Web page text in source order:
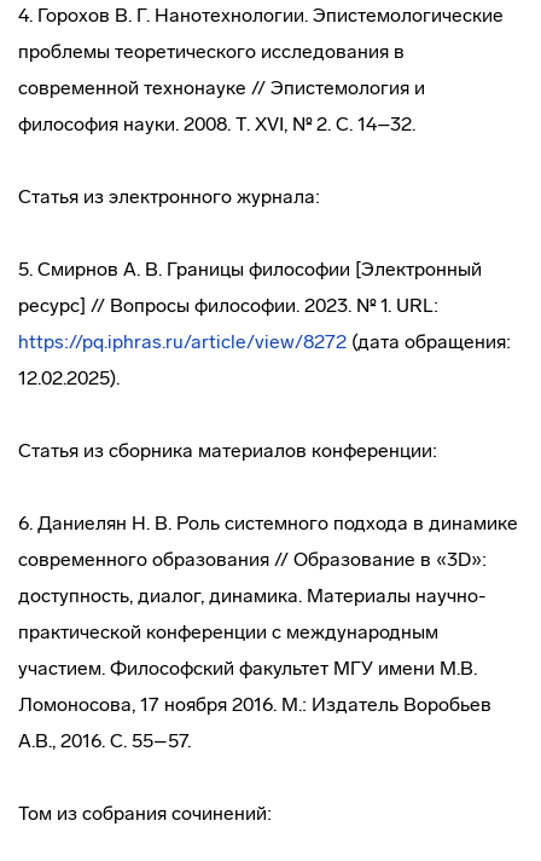
4. Горохов В. Г. Нанотехнологии. Эпистемологические
проблемы теоретического исследования в
современной технонауке // Эпистемология и
философия науки. 2008. Т. XVI, № 2. С. 14–32.
Статья из электронного журнала:
5. Смирнов А. В. Границы философии [Электронный
ресурс] // Вопросы философии. 2023. № 1. URL:
https://pq.iphras.ru/article/view/8272 (дата обращения:
12.02.2025).
Статья из сборника материалов конференции:
6. Даниелян Н. В. Роль системного подхода в динамике
современного образования // Образование в «3D»:
доступность, диалог, динамика. Материалы научно-
практической конференции с международным
участием. Философский факультет МГУ имени М.В.
Ломоносова, 17 ноября 2016. М.: Издатель Воробьев
А.В., 2016. С. 55–57.
Том из собрания сочинений: